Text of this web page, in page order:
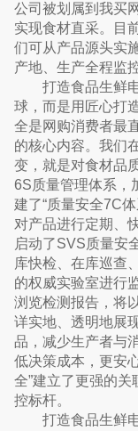
公司被划属到我买
实现食材直采。目
们可从产品源头实
产地、生产全程监
打造食品生鲜
球，而是用匠心打
全是网购消费者最
的核心内容。我们
变，就是对食材品
6S质量管理体系，
建了“质量安全7C
对产品进行定期、
启动了SVS质量安
库快检、在库巡查
的权威实验室进行
浏览检测报告，将
详实地、透明地展
品，减少生产者与
低决策成本，更安
全”建立了更强的
控标杆。
打造食品生鲜